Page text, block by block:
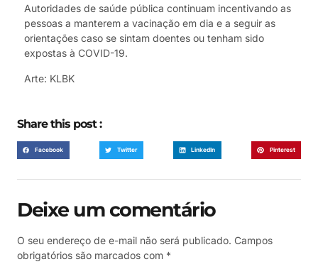
Autoridades de saúde pública continuam incentivando as
pessoas a manterem a vacinação em dia e a seguir as
orientações caso se sintam doentes ou tenham sido
expostas à COVID-19.
Arte: KLBK
Share this post :
Facebook Twitter LinkedIn Pinterest
Deixe um comentário
O seu endereço de e-mail não será publicado. Campos
obrigatórios são marcados com *